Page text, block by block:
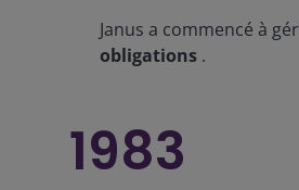
Janus a commencé à
obligations .
1983